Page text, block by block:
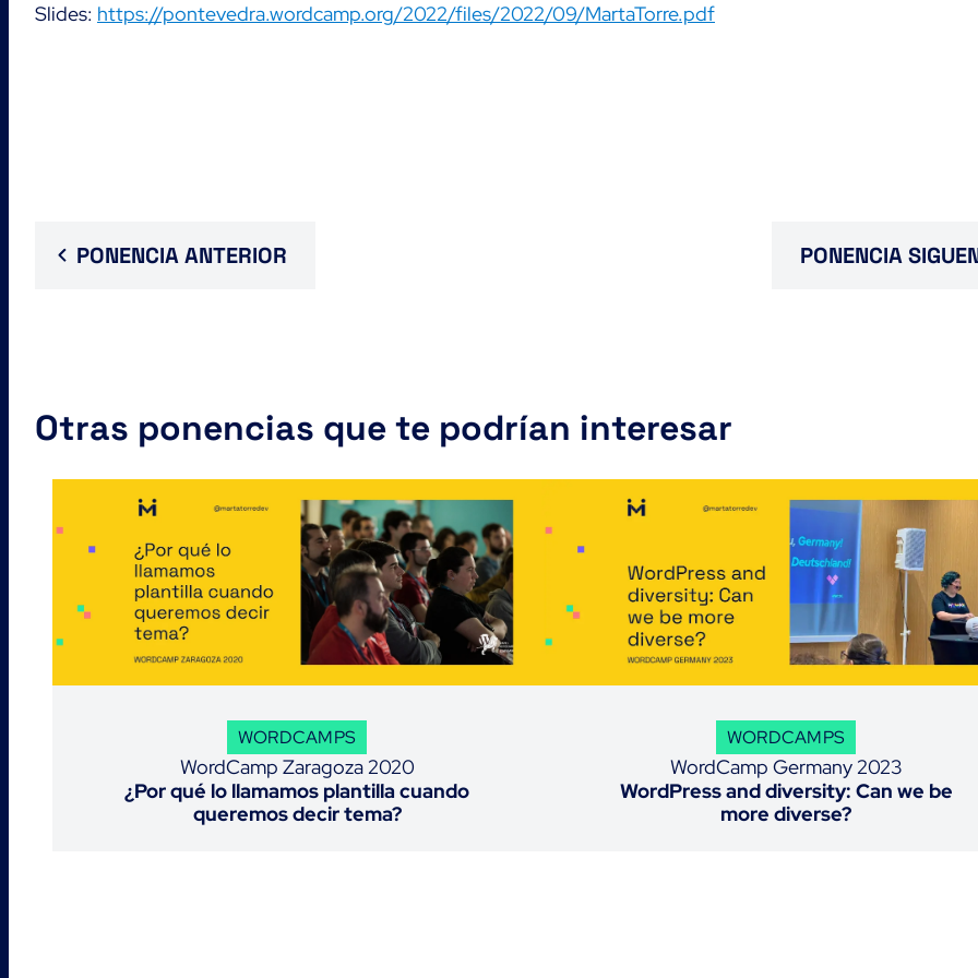
Slides: https://pontevedra.wordcamp.org/2022/files/2022/09/MartaTorre.pdf
PONENCIA ANTERIOR PONENCIA
Otras ponencias que te podrían interesar
WORDCAMPS
WordCamp Zaragoza 2020
¿Por qué lo llamamos plantilla cuando
queremos decir tema?
WORDCAMPS
WordCamp Germany 2023
WordPress and diversity: Can we be
more diverse?